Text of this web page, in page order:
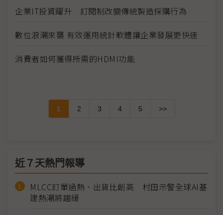
企業IT投資躍升 訂閱制改變傳統製造採購行為
數位浪潮來襲 有效運用統計軟體讓企業發展更快速
消費者如何獲得所需的HDMI功能
1 2 3 4 5 >>
近７天熱門報導
MLCC訂單過熱、出貨比創高 村田示警全球AI基
建熱潮將趨緩